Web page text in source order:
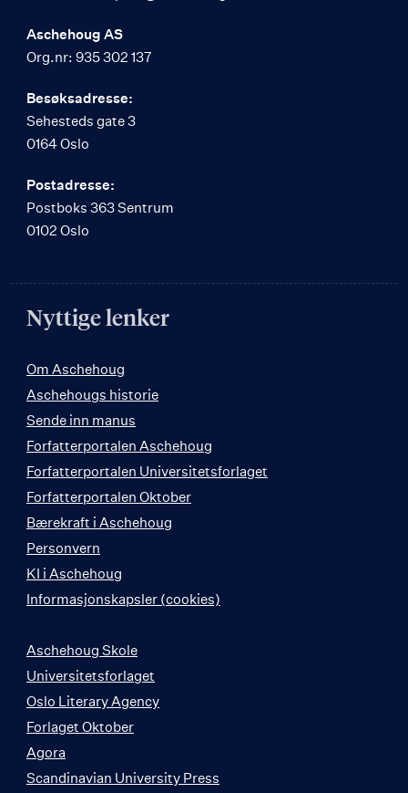
Aschehoug AS
Org.nr: 935 302 137
Besøksadresse:
Sehesteds gate 3
0164 Oslo
Postadresse:
Postboks 363 Sentrum
0102 Oslo
Nyttige lenker
Om Aschehoug
Aschehougs historie
Sende inn manus
Forfatterportalen Aschehoug
Forfatterportalen Universitetsforlaget
Forfatterportalen Oktober
Bærekraft i Aschehoug
Personvern
KI i Aschehoug
Informasjonskapsler (cookies)
Aschehoug Skole
Universitetsforlaget
Oslo Literary Agency
Forlaget Oktober
Agora
Scandinavian University Press